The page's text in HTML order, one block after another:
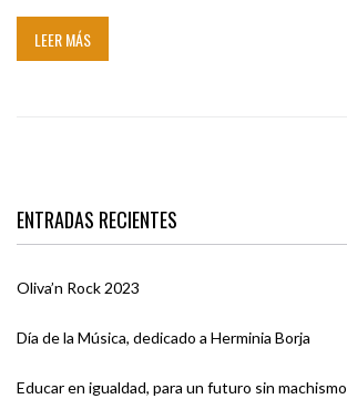
LEER MÁS
ENTRADAS RECIENTES
Oliva’n Rock 2023
Día de la Música, dedicado a Herminia Borja
Educar en igualdad, para un futuro sin machismo